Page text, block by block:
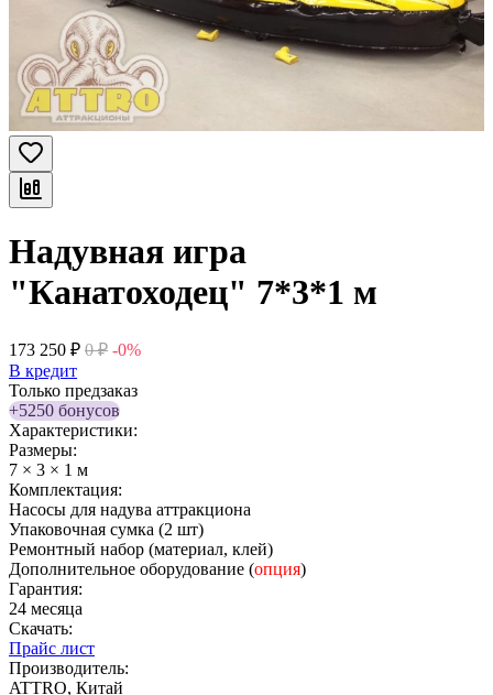
Надувная игра
"Канатоходец" 7*3*1 м
173 250 ₽ 0 ₽ -0%
В кредит
Только предзаказ
+5250 бонусов
Характеристики:
Размеры:
7 × 3 × 1 м
Комплектация:
Насосы для надува аттракциона
Упаковочная сумка (2 шт)
Ремонтный набор (материал, клей)
Дополнительное оборудование (опция)
Гарантия:
24 месяца
Скачать:
Прайс лист
Производитель:
ATTRO, Китай